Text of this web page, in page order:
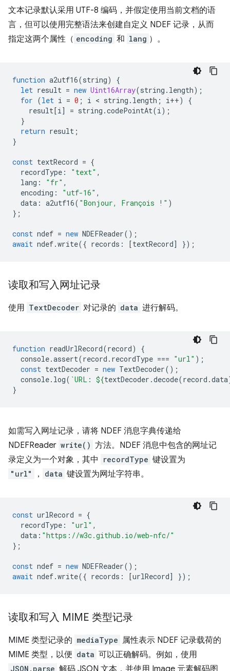
文本记录默认采用 UTF-8 编码，并假定使用当前文档的语
言，但可以使用完整语法来创建自定义 NDEF 记录，从而
指定这两个属性（ encoding 和 lang ）。
function a2utf16(string)
{
let result = new Uint16Array(string . length);
for (let i = 0 ; i < string . length ; i++)
{
result[i] = string .codePointAt(i);
}
return result ;
}
const textRecord = {
recordType : "text" ,
lang : "fr" ,
encoding : "utf-16" ,
data : a2utf16( "Bonjour, François !" )
};
const ndef = new NDEFReader();
await ndef.write({ records : [textRecord] });
读取和写入网址记录
使用 TextDecoder 对记录的 data 进行解码。
function readUrlRecord(record)
{
console.assert(record . recordType === "url" );
const textDecoder = new TextDecoder();
console. log( `URL: ${textDecoder .decode(record .data
}
如需写入网址记录，请将 NDEF 消息字典传递给
NDEFReader write() 方法。NDEF 消息中包含的网址记
录定义为一个对象，其中
recordType 键设置为
"url" ， data 键设置为网址字符串。
const urlRecord = {
recordType : "url" ,
data : "https://w3c.github.io/web-nfc/"
};
const ndef = new NDEFReader();
await ndef.write({ records : [urlRecord] });
读取和写入 MIME 类型记录
MIME 类型记录的 mediaType 属性表示 NDEF 记录载荷的
MIME 类型，以便 data 可以正确解码。例如，使用
JSON.parse